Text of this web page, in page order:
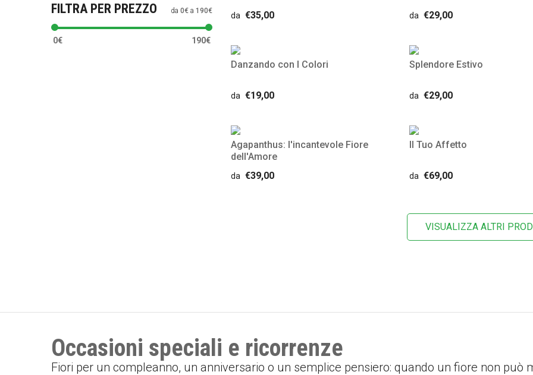
FILTRA PER PREZZO da 0€a 190€
0€ 190€
da€35,00 da€29,00
Danzando con I Colori
da€19,00
Splendore Estivo
da€29,00
Agapanthus: l'incantevole Fiore
dell'Amore
da€39,00
Il Tuo Affetto
da€69,00
VISUALIZZA ALTRI
Occasioni speciali e ricorrenze
Fiori per un compleanno, un anniversario o un semplice pensiero: quando un fiore non può